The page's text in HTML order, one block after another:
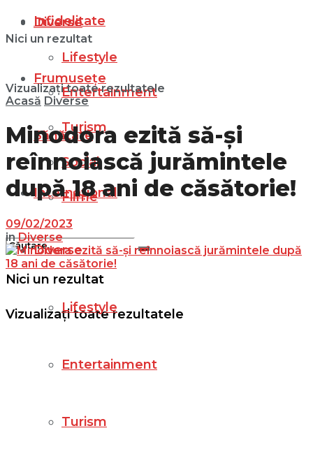
Diverse
Lifestyle
Entertainment
Turism
Social
Filme
Nici un rezultat
Vizualizați toate rezultatele
Infidelitate
Frumusețe
Sănătate
Internațional
Diverse
Lifestyle
Entertainment
Turism
Nici un rezultat
Vizualizați toate rezultatele
Acasă Diverse
Minodora ezită să-și
reînnoiască jurămintele
după 18 ani de căsătorie!
09/02/2023
in Diverse